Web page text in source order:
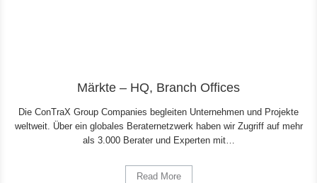
Märkte – HQ, Branch Offices
Die ConTraX Group Companies begleiten Unternehmen und Projekte
weltweit. Über ein globales Beraternetzwerk haben wir Zugriff auf mehr
als 3.000 Berater und Experten mit…
Read More